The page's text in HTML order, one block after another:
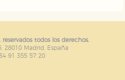
reservados todos los derechos.
28010 Madrid. España
91 355 57 20